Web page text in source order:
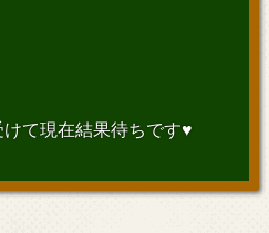
けて現在結果待ちです♥